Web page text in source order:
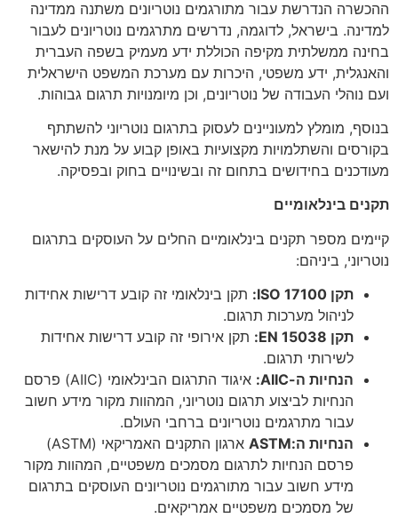
ההכשרה הנדרשת עבור מתורגמים נוטריונים משתנה ממדינה
למדינה. בישראל, לדוגמה, נדרשים מתרגמים נוטריונים לעבור
בחינה ממשלתית מקיפה הכוללת ידע מעמיק בשפה העברית
והאנגלית, ידע משפטי, היכרות עם מערכת המשפט הישראלית
ועם נוהלי העבודה של נוטריונים, וכן מיומנויות תרגום גבוהות.
בנוסף, מומלץ למעוניינים לעסוק בתרגום נוטריוני להשתתף
בקורסים והשתלמויות מקצועיות באופן קבוע על מנת להישאר
מעודכנים בחידושים בתחום זה ובשינויים בחוק ובפסיקה.
תקנים בינלאומיים
קיימים מספר תקנים בינלאומיים החלים על העוסקים בתרגום
נוטריוני, ביניהם:
תקן ISO 17100: תקן בינלאומי זה קובע דרישות אחידות
לניהול מערכות תרגום.
תקן EN 15038: תקן אירופי זה קובע דרישות אחידות
לשירותי תרגום.
הנחיות ה-AIIC:
איגוד התרגום הבינלאומי (AIIC) פרסם
הנחיות לביצוע תרגום נוטריוני, המהוות מקור מידע חשוב
עבור מתרגמים נוטריונים ברחבי העולם.
הנחיות ה:ASTM
ארגון התקנים האמריקאי (ASTM)
פרסם הנחיות לתרגום מסמכים משפטיים, המהוות מקור
מידע חשוב עבור מתורגמים נוטריונים העוסקים בתרגום
של מסמכים משפטיים אמריקאים.